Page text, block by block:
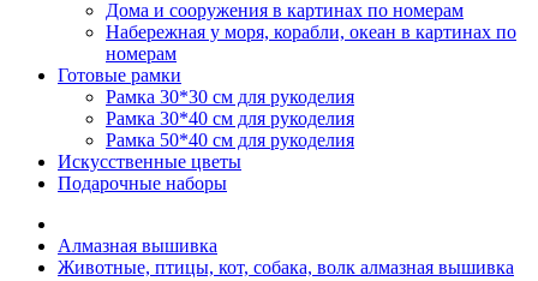
Дома и сооружения в картинах по номерам
Набережная у моря, корабли, океан в картинах по
номерам
Готовые рамки
Рамка 30*30 см для рукоделия
Рамка 30*40 см для рукоделия
Рамка 50*40 см для рукоделия
Искусственные цветы
Подарочные наборы
Алмазная вышивка
Животные, птицы, кот, собака, волк алмазная вышивка